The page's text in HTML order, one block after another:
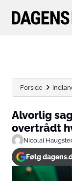
Forside
Alvorlig
overtrådt
Nicolai
Følg